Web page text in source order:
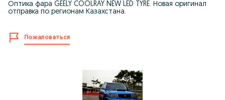
Оптика фара GEELY COOLRAY NEW LED TYRE. Новая оригинал
отправка по регионам Казахстана.
Пожаловаться